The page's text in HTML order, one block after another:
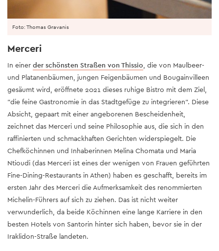
Foto: Thomas Gravanis
Merceri
In einer der schönsten Straßen von Thissio, die von Maulbeer-
und Platanenbäumen, jungen Feigenbäumen und Bougainvilleen
gesäumt wird, eröffnete 2021 dieses ruhige Bistro mit dem Ziel,
"die feine Gastronomie in das Stadtgefüge zu integrieren". Diese
Absicht, gepaart mit einer angeborenen Bescheidenheit,
zeichnet das Merceri und seine Philosophie aus, die sich in den
raffinierten und schmackhaften Gerichten widerspiegelt. Die
Chefköchinnen und Inhaberinnen Melina Chomata und Maria
Ntioudi (das Merceri ist eines der wenigen von Frauen geführten
Fine-Dining-Restaurants in Athen) haben es geschafft, bereits im
ersten Jahr des Merceri die Aufmerksamkeit des renommierten
Michelin-Führers auf sich zu ziehen. Das ist nicht weiter
verwunderlich, da beide Köchinnen eine lange Karriere in den
besten Hotels von Santorin hinter sich haben, bevor sie in der
Iraklidon-Straße landeten.